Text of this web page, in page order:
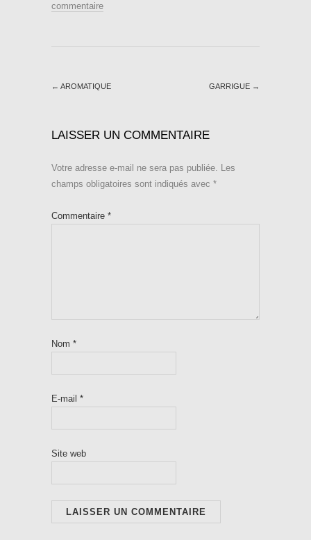
commentaire
← AROMATIQUE GARRIGUE →
LAISSER UN COMMENTAIRE
Votre adresse e-mail ne sera pas publiée. Les
champs obligatoires sont indiqués avec *
Commentaire *
Nom *
E-mail *
Site web